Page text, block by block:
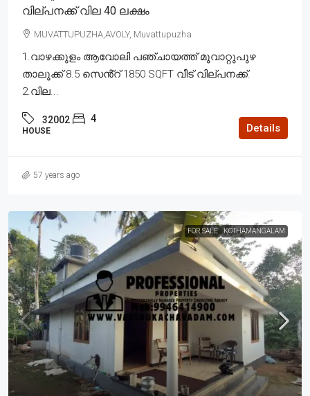
വില്പനക്ക് വില 40 ലക്ഷം
MUVATTUPUZHA,AVOLY, Muvattupuzha
1.വാഴക്കുളം ആവോലി പഞ്ചായത്ത് മൂവാറ്റുപുഴ
താലൂക്ക് 8.5 സെൻ്റ് 1850 SQFT വീട് വില്പനക്ക്.
2.വില...
32002 4
HOUSE Details
57 years ago
FOR SALE KOTHAMANGALAM